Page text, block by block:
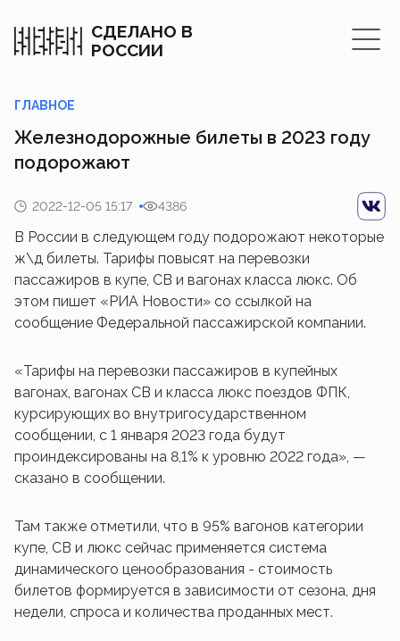
СДЕЛАНО В
РОССИИ
ГЛАВНОЕ
Железнодорожные билеты в 2023 году
подорожают
2022-12-05 15:17 4386
В России в следующем году подорожают некоторые
ж\д билеты. Тарифы повысят на перевозки
пассажиров в купе, СВ и вагонах класса люкс. Об
этом пишет «РИА Новости» со ссылкой на
сообщение Федеральной пассажирской компании.
«Тарифы на перевозки пассажиров в купейных
вагонах, вагонах СВ и класса люкс поездов ФПК,
курсирующих во внутригосударственном
сообщении, с 1 января 2023 года будут
проиндексированы на 8,1% к уровню 2022 года», —
сказано в сообщении.
Там также отметили, что в 95% вагонов категории
купе, СВ и люкс сейчас применяется система
динамического ценообразования - стоимость
билетов формируется в зависимости от сезона, дня
недели, спроса и количества проданных мест.